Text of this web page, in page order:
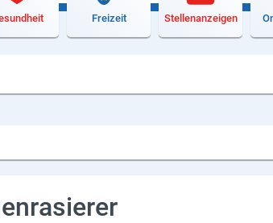
Freizeit Stellenanzeigen